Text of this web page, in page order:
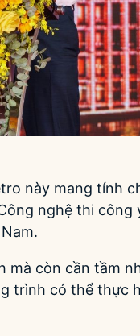
này mang tính
nghệ thi công
còn cần tầm
trình có thể thực